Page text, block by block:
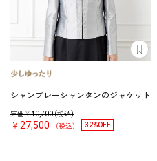
シャンブレーシャンタンのジャケット
定価￥40,700(税込)
￥27,500 （税込） 32%OFF